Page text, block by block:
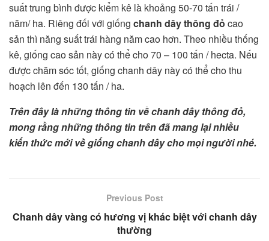
suất trung bình được kiểm kê là khoảng 50-70 tấn trái /
năm/ ha. Riêng đối với giống chanh dây thông đỏ cao
sản thì năng suất trái hàng năm cao hơn. Theo nhiều thống
kê, giống cao sản này có thể cho 70 – 100 tấn / hecta. Nếu
được chăm sóc tốt, giống chanh dây này có thể cho thu
hoạch lên đến 130 tấn / ha.
Trên đây là những thông tin về chanh dây thông đỏ,
mong rằng những thông tin trên đã mang lại nhiều
kiến thức mới về giống chanh dây cho mọi người nhé.
Previous Post
Chanh dây vàng có hương vị khác biệt với chanh dây
thường